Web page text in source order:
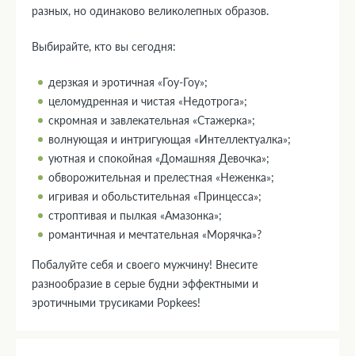
разных, но одинаково великолепных образов.
Выбирайте, кто вы сегодня:
дерзкая и эротичная «Гоу-Гоу»;
целомудренная и чистая «Недотрога»;
скромная и завлекательная «Стажерка»;
волнующая и интригующая «Интеллектуалка»;
уютная и спокойная «Домашняя Девочка»;
обворожительная и прелестная «Неженка»;
игривая и обольстительная «Принцесса»;
строптивая и пылкая «Амазонка»;
романтичная и мечтательная «Морячка»?
Побалуйте себя и своего мужчину! Внесите
разнообразие в серые будни эффектными и
эротичными трусиками Popkees!